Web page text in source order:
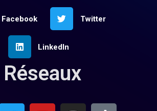
Facebook Twitter
LinkedIn
Réseaux